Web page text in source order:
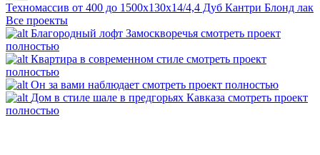
Техномассив от 400 до 1500х130х14/4,4 Дуб Кантри Блонд лак
Все проекты
Благородный лофт Замоскворечья смотреть проект
полностью
Квартира в современном стиле смотреть проект
полностью
Он за вами наблюдает смотреть проект полностью
Дом в стиле шале в предгорьях Кавказа смотреть проект
полностью